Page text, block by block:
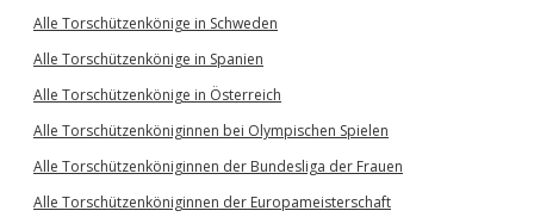
Alle Torschützenkönige in Schweden
Alle Torschützenkönige in Spanien
Alle Torschützenkönige in Österreich
Alle Torschützenköniginnen bei Olympischen Spielen
Alle Torschützenköniginnen der Bundesliga der Frauen
Alle Torschützenköniginnen der Europameisterschaft